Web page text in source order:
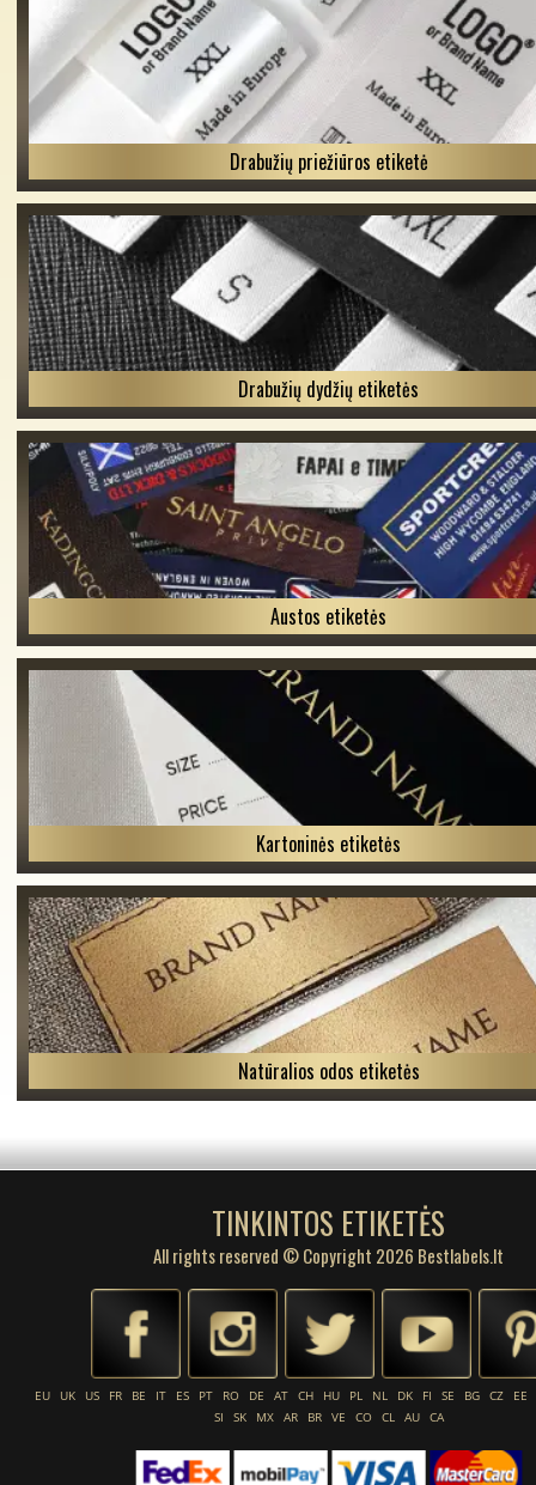
Drabužių priežiūros etiketė
Drabužių dydžių etiketės
Austos etiketės
Kartoninės etiketės
Natūralios odos etiketės
TINKINTOS ETIKETĖS
All rights reserved © Copyright 2026 Bestlabels.lt
EU UK US FR BE IT ES PT RO DE AT CH HU PL NL DK FI SE BG CZ
EE
SI
SK MX AR BR VE CO CL AU CA